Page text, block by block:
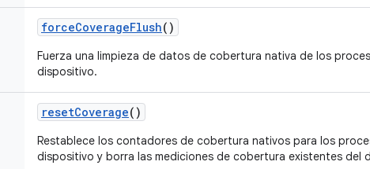
forceCoverageFlush()
Fuerza una limpieza de datos de cobertura nativa de los
dispositivo.
resetCoverage()
Restablece los contadores de cobertura nativos para los
dispositivo y borra las mediciones de cobertura existentes del